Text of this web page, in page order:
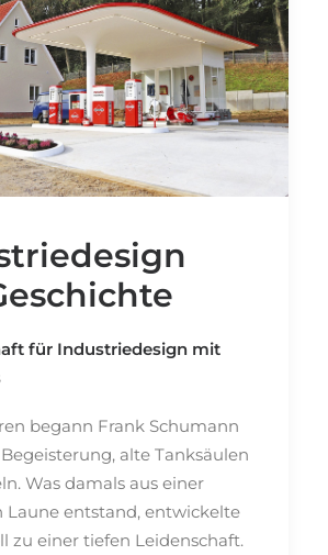
für Industriedesign mit
begann Frank Schumann
alte Tanksäulen
Was damals aus einer
Laune entstand, entwickelte
zu einer tiefen Leidenschaft.